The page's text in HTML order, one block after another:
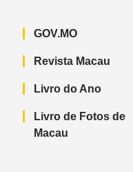
GOV.MO
Revista Macau
Livro do Ano
Livro de Fotos de
Macau